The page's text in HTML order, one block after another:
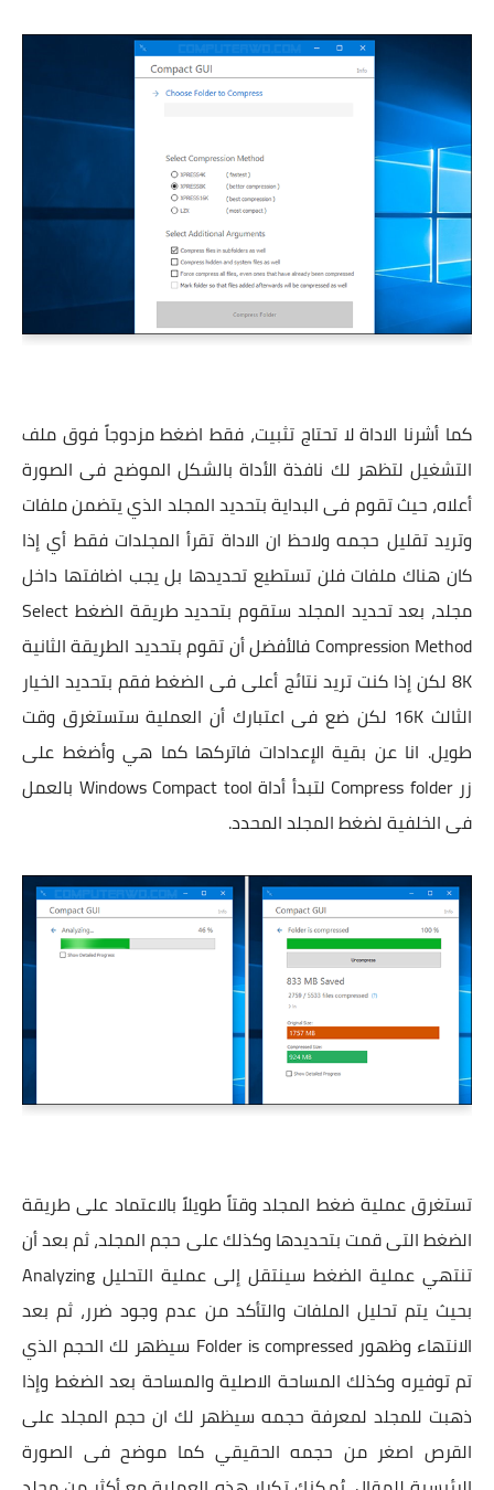
كما أشرنا الاداة لا تحتاج تثبيت، فقط اضغط مزدوجاً فوق ملف
التشغيل لتظهر لك نافذة الأداة بالشكل الموضح فى الصورة
أعلاه، حيث تقوم فى البداية بتحديد المجلد الذي يتضمن ملفات
وتريد تقليل حجمه ولاحظ ان الاداة تقرأ المجلدات فقط أي إذا
كان هناك ملفات فلن تستطيع تحديدها بل يجب اضافتها داخل
مجلد، بعد تحديد المجلد ستقوم بتحديد طريقة الضغط Select
Compression Method فالأفضل أن تقوم بتحديد الطريقة الثانية
8K لكن إذا كنت تريد نتائج أعلى فى الضغط فقم بتحديد الخيار
الثالث 16K لكن ضع فى اعتبارك أن العملية ستستغرق وقت
طويل. انا عن بقية الإعدادات فاتركها كما هي وأضغط على
زر Compress folder لتبدأ أداة
Windows Compact tool بالعمل
فى الخلفية لضغط المجلد المحدد.
تستغرق عملية ضغط المجلد وقتاً طويلاً بالاعتماد على طريقة
الضغط التى قمت بتحديدها وكذلك على حجم المجلد، ثم بعد أن
تنتهي عملية الضغط سينتقل إلى عملية التحليل Analyzing
بحيث يتم تحليل الملفات والتأكد من عدم وجود ضرر، ثم بعد
الانتهاء وظهور Folder is compressed سيظهر لك الحجم الذي
تم توفيره وكذلك المساحة الاصلية والمساحة بعد الضغط وإذا
ذهبت للمجلد لمعرفة حجمه سيظهر لك ان حجم المجلد على
القرص اصغر من حجمه الحقيقي كما موضح فى الصورة